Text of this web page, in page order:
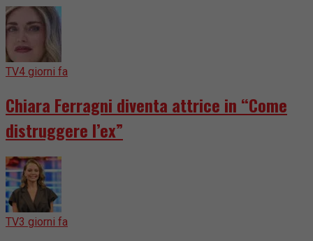
TV4 giorni fa
Chiara Ferragni diventa attrice in “Come
distruggere l’ex”
TV3 giorni fa